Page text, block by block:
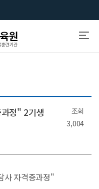
정" 2기생
조회
3,004
사 자격증과정"